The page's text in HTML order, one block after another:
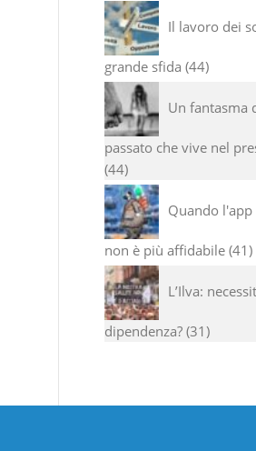
Il lavoro dei
grande sfida 44
Un fantasma
passato che vive nel
44
Quando l'app
non è più affidabile 41
L’Ilva:
dipendenza? 31